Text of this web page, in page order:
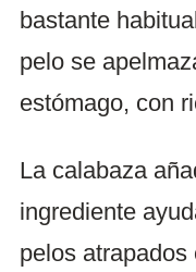
bastante
pelo se
estómago, con
La calabaza
ingrediente
pelos atrapados